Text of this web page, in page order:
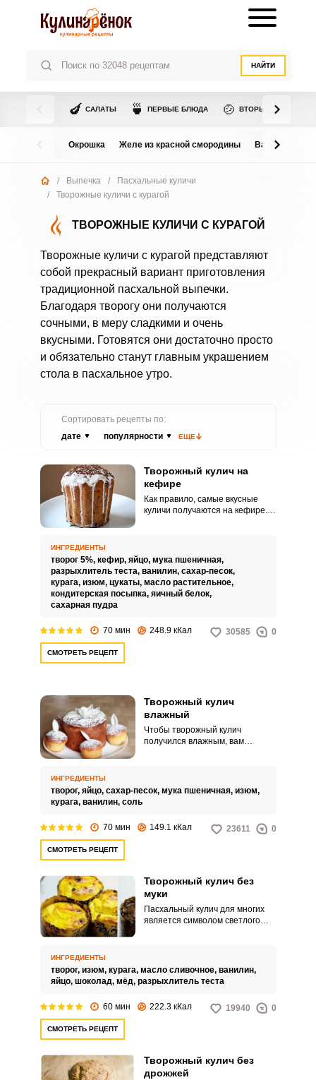
НАЙТИ
🍆 САЛАТЫ 🍵 ПЕРВЫЕ БЛЮДА 🍲 ВТОРЫЕ БЛЮДА
Окрошка Желе из красной смородины Варенье из
/ Выпечка /
Пасхальные куличи
/
Творожные куличи с курагой
ТВОРОЖНЫЕ КУЛИЧИ С КУРАГОЙ
Творожные куличи с курагой представляют
собой прекрасный вариант приготовления
традиционной пасхальной выпечки.
Благодаря творогу они получаются
сочными, в меру сладкими и очень
вкусными. Готовятся они достаточно просто
и обязательно станут главным украшением
стола в пасхальное утро.
Сортировать рецепты по:
дате
популярности ЕЩЕ
Творожный кулич на
кефире
Как правило, самые вкусные
куличи получаются на кефире. А
приготовления пасхальных
куличей среди множества очень
сложно.
ИНГРЕДИЕНТЫ
творог 5%, кефир, яйцо, мука пшеничная,
разрыхлитель теста, ванилин, сахар-песок,
курага, изюм, цукаты, масло растительное,
кондитерская посыпка, яичный белок,
сахарная пудра
70 мин 248.9 кКал 30585 0
СМОТРЕТЬ РЕЦЕПТ
Творожный кулич
влажный
Чтобы творожный кулич
получился влажным, вам
нежным и вкусным, а
приготовить его несложно и
ИНГРЕДИЕНТЫ
творог, яйцо, сахар-песок, мука пшеничная, изюм,
курага, ванилин, соль
70 мин 149.1 кКал 23611 0
СМОТРЕТЬ РЕЦЕПТ
Творожный кулич без
муки
Пасхальный кулич для многих
является символом светлого
такой ингредиент, как мука, не
должен присутствовать в вашем
рационе, это не повод
насладиться вкусной ароматной
ИНГРЕДИЕНТЫ
творог, изюм, курага, масло сливочное, ванилин,
яйцо, шоколад, мёд, разрыхлитель теста
60 мин 222.3 кКал 19940 0
СМОТРЕТЬ РЕЦЕПТ
Творожный кулич без
дрожжей